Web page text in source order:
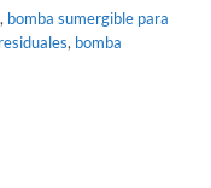
, bomba sumergible para
, bomba